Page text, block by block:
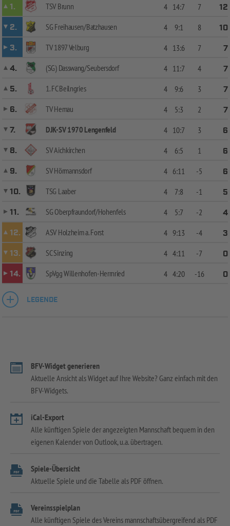
1. TSV Brunn 4 14:7 7
12
2.
SG Freihausen/Batzhausen 4 9:1 8
10
3.
TV 1897 Velburg 4 13:6 7
7
4.
(SG) Dasswang/Seubersdorf 4 11:7 4
7
5.
1. FC Beilngries 4 9:6 3
7
6.
TV Hemau 4 5:3 2
7
7.
DJK-SV 1970 Lengenfeld 4 10:7 3
6
8.
SV Aichkirchen 4 6:5 1
6
9.
SV Hörmannsdorf 4 6:11 -5
6
10.
TSG Laaber 4 7:8 -1
5
11.
SG Oberpfraundorf/Hohenfels 4 5:7 -2
4
12.
ASV Holzheim a. Forst 4 9:13 -4
3
13.
SC Sinzing 4 4:11 -7
0
14.
SpVgg Willenhofen-Herrnried 4 4:20 -16 0
LEGENDE
BFV-Widget generieren
Aktuelle Ansicht als Widget auf Ihre Website? Ganz einfach mit den
BFV-Widgets.
iCal-Export
Alle künftigen Spiele der angezeigten Mannschaft bequem in den
eigenen Kalender von Outlook, u.a. übertragen.
Spiele-Übersicht
Aktuelle Spiele und die Tabelle als PDF öffnen.
Vereinsspielplan
Alle künftigen Spiele des Vereins mannschaftsübergreifend als PDF